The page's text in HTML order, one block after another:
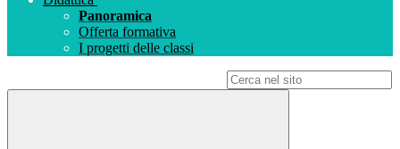
Panoramica
Offerta formativa
I progetti delle classi